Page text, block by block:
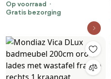
130cm army 2 lades met
wastafel opalo dubbel 2
Op voorraad
Gratis bezorging